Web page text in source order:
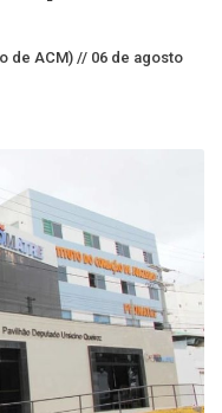
de ACM) // 06 de agosto